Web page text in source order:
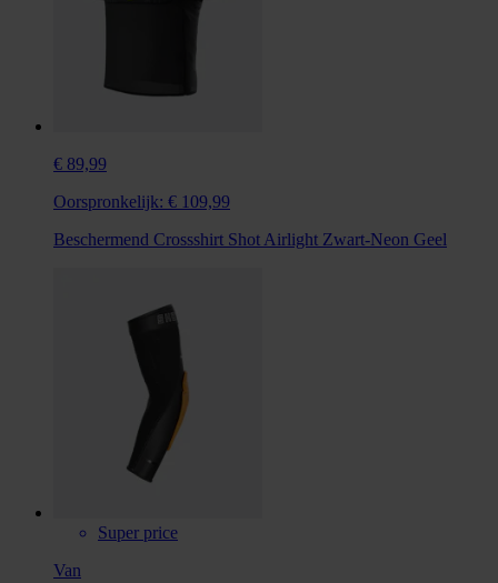
€ 89,99
Oorspronkelijk: € 109,99
Beschermend Crossshirt Shot Airlight Zwart-Neon Geel
Super price
Van